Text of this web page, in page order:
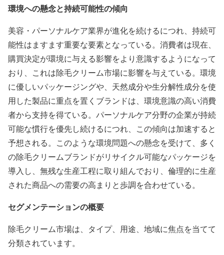
環境への懸念と持続可能性の傾向
美容・パーソナルケア業界が進化を続けるにつれ、持続可
能性はますます重要な要素となっている。消費者は現在、
購買決定が環境に与える影響をより意識するようになって
おり、これは除毛クリーム市場に影響を与えている。環境
に優しいパッケージングや、天然成分や生分解性成分を使
用した製品に重点を置くブランドは、環境意識の高い消費
者から支持を得ている。パーソナルケア分野の企業が持続
可能な慣行を優先し続けるにつれ、この傾向は加速すると
予想される。このような環境問題への懸念を受けて、多く
の除毛クリームブランドがリサイクル可能なパッケージを
導入し、無残な生産工程に取り組んでおり、倫理的に生産
された商品への需要の高まりと歩調を合わせている。
セグメンテーションの概要
除毛クリーム市場は、タイプ、用途、地域に焦点を当てて
分類されています。